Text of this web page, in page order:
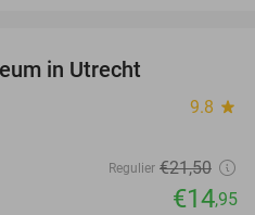
in Utrecht
9.8 star
Regulier €21,50
€14,95